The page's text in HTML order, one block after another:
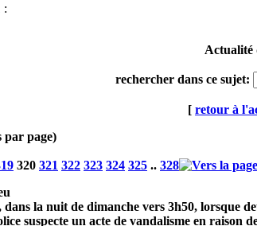
:
Actualité
rechercher dans ce sujet:
[ retour à
par page)
320 321 322 323 324 325 .. 328
la nuit de dimanche vers 3h50, lorsque
suspecte un acte de vandalisme en